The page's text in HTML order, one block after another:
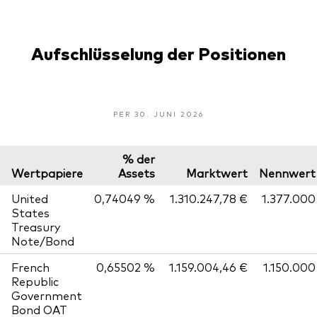
Aufschlüsselung der Positionen
PER 30. JUNI 2026
Wertpapiere
% der
Assets
Marktwert
Nennwert
United
States
Treasury
Note/Bond
0,74049 % 1.310.247,78 € 1.377.000
French
Republic
Government
Bond OAT
0,65502 % 1.159.004,46 € 1.150.000